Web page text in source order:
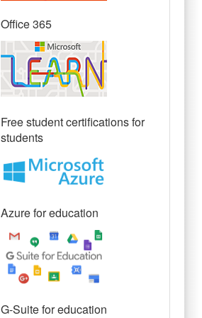
Office 365
Free student certifications for
students
Azure for education
G-Suite for education